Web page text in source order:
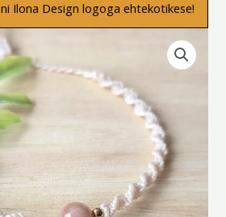
Ilona Design logoga ehtekotikese!